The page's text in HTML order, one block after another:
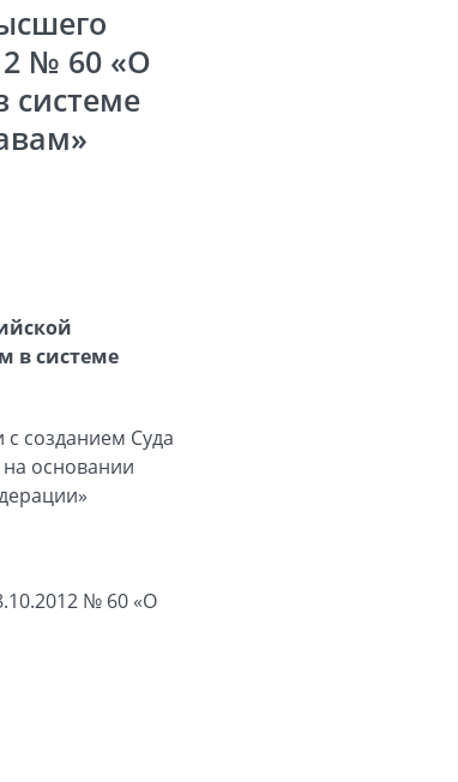
№ 60 «О
системе
в системе
созданием Суда
основании
№ 60 «О